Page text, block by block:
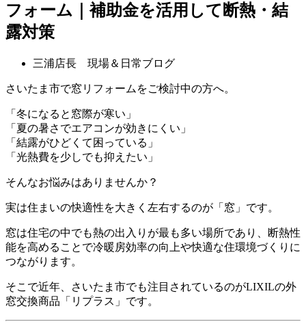
フォーム｜補助金を活用して断熱・結
露対策
三浦店長 現場＆日常ブログ
さいたま市で窓リフォームをご検討中の方へ。
「冬になると窓際が寒い」
「夏の暑さでエアコンが効きにくい」
「結露がひどくて困っている」
「光熱費を少しでも抑えたい」
そんなお悩みはありませんか？
実は住まいの快適性を大きく左右するのが「窓」です。
窓は住宅の中でも熱の出入りが最も多い場所であり、断熱性
能を高めることで冷暖房効率の向上や快適な住環境づくりに
つながります。
そこで近年、さいたま市でも注目されているのがLIXILの外
窓交換商品「リプラス」です。